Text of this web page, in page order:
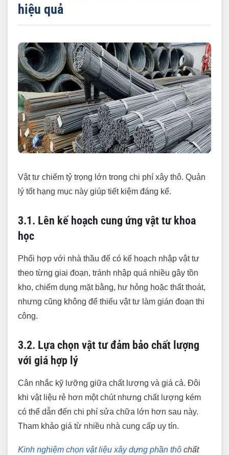
hiệu quả
Vật tư chiếm tỷ trọng lớn trong chi phí xây thô. Quản
lý tốt hạng mục này giúp tiết kiệm đáng kể.
3.1. Lên kế hoạch cung ứng vật tư khoa
học
Phối hợp với nhà thầu để có kế hoạch nhập vật tư
theo từng giai đoạn, tránh nhập quá nhiều gây tồn
kho, chiếm dụng mặt bằng, hư hỏng hoặc thất thoát,
nhưng cũng không để thiếu vật tư làm gián đoạn thi
công.
3.2. Lựa chọn vật tư đảm bảo chất lượng
với giá hợp lý
Cân nhắc kỹ lưỡng giữa chất lượng và giá cả. Đôi
khi vật liệu rẻ hơn một chút nhưng chất lượng kém
có thể dẫn đến chi phí sửa chữa lớn hơn sau này.
Tham khảo giá từ nhiều nhà cung cấp uy tín.
Kinh nghiệm chọn vật liệu xây dựng phần thô chất